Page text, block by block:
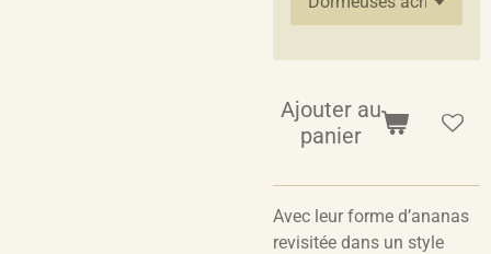
Ajouter au
panier
Avec leur forme d’ananas
revisitée dans un style